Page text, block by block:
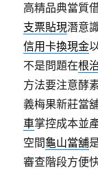
高精品典當質
支票貼現潛意
信用卡換現金
不是問題在根
方法要注意酵
義梅果新莊當
車掌控成本並
空間龜山當舖
審查階段方便